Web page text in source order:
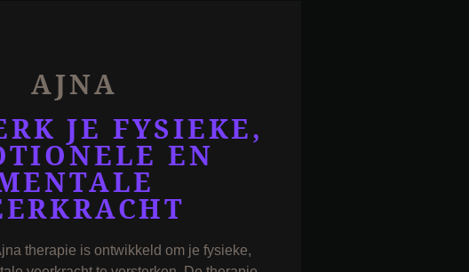
AJNA
JE FYSIEKE,
EN
therapie is ontwikkeld om je fysieke,